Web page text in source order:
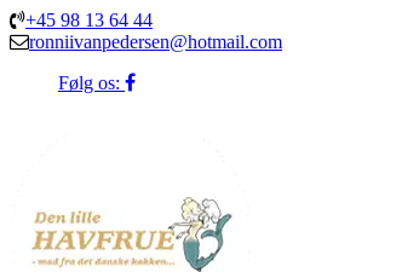
+45 98 13 64 44
ronniivanpedersen@hotmail.com
Følg os: